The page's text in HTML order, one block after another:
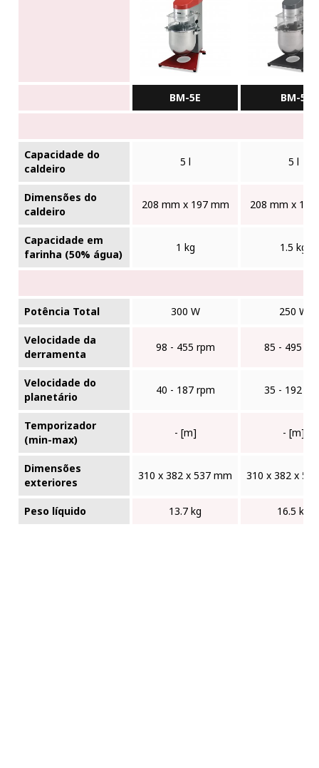
BM-5E BM-5
Capacidade do
caldeiro
5 l 5 l
Dimensões do
caldeiro
208 mm x 197 mm 208 mm x
Capacidade em
farinha (50% água)
1 kg 1.5 kg
Potência Total 300 W 250 W
Velocidade da
derramenta
98 - 455 rpm 85 - 495
Velocidade do
planetário
40 - 187 rpm 35 - 192
Temporizador
(min-max)
- [m] - [m]
Dimensões
exteriores
310 x 382 x 537 mm 310 x 382 x
Peso líquido 13.7 kg 16.5 kg